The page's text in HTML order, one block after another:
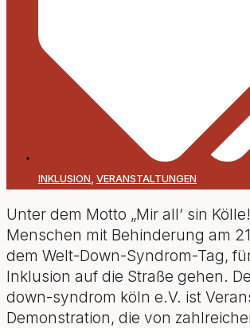
INKLUSION VERANSTALTUNGEN
Unter dem Motto „Mir all‘ sin
Menschen mit Behinderung am
dem Welt-Down-Syndrom-Tag,
Inklusion auf die Straße gehen.
down-syndrom köln e.V. ist
Demonstration, die von